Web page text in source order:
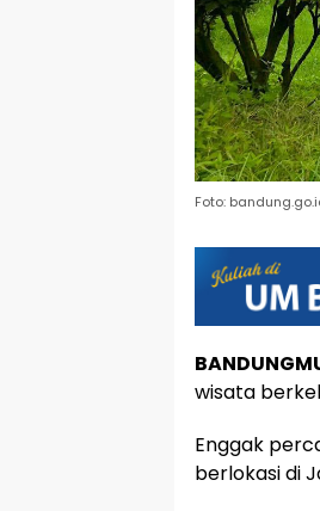
Foto:
wisata
Enggak
berlokasi di